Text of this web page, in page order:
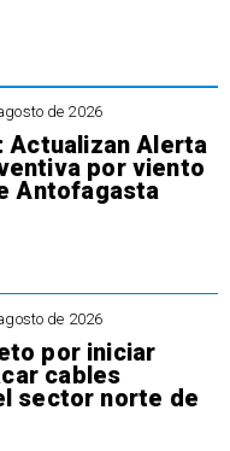
de 2026
Actualizan Alerta
por viento
Antofagasta
de 2026
por iniciar
cables
sector norte de